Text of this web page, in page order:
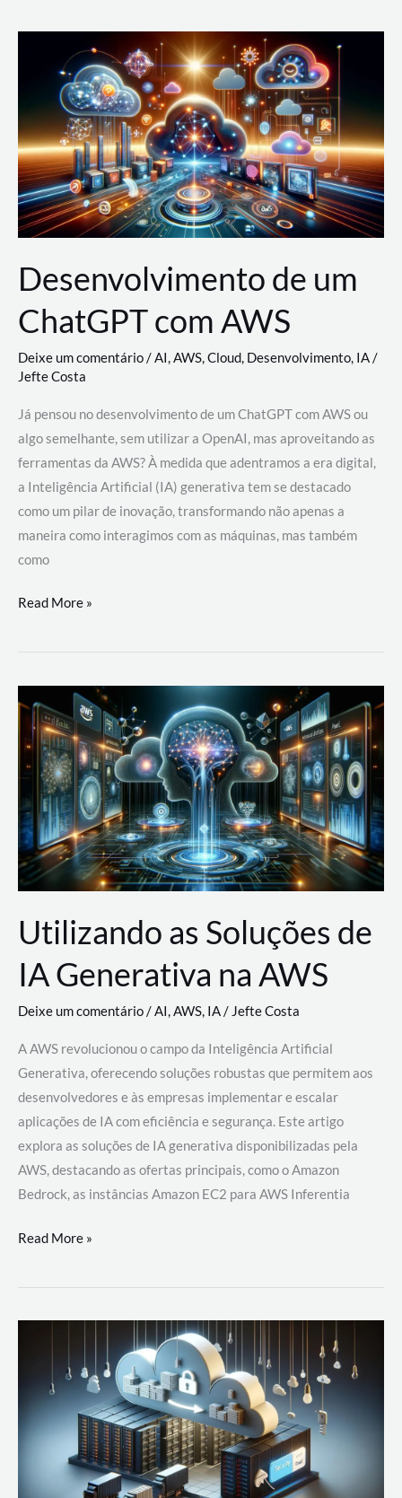
Nuvem:
Google
Cloud,
AWS
e
Azure
Desenvolvimento de um
ChatGPT com AWS
Deixe um comentário/AI,AWS,Cloud, Desenvolvimento, IA/
Jefte Costa
Já pensou no desenvolvimento de um ChatGPT com AWS ou
algo semelhante, sem utilizar a OpenAI, mas aproveitando as
ferramentas da AWS? À medida que adentramos a era digital,
a Inteligência Artificial (IA) generativa tem se destacado
como um pilar de inovação, transformando não apenas a
maneira como interagimos com as máquinas, mas também
como
Desenvolvimento
um
com
AWS
Read More »
Utilizando as Soluções de
IA Generativa na AWS
Deixe um comentário/AI,AWS, IA/Jefte Costa
A AWS revolucionou o campo da Inteligência Artificial
Generativa, oferecendo soluções robustas que permitem aos
desenvolvedores e às empresas implementar e escalar
aplicações de IA com eficiência e segurança. Este artigo
explora as soluções de IA generativa disponibilizadas pela
AWS, destacando as ofertas principais, como o Amazon
Bedrock, as instâncias Amazon EC2 para AWS Inferentia
Utilizando
Soluções
AWS
Read More »